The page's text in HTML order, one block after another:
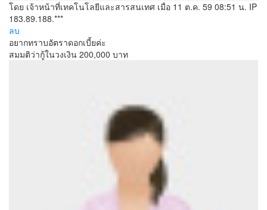
โดย เจ้าหน้าที่เทคโนโลยีและสารสนเทศ เมื่อ 11 ต.ค. 59 08:51 น. IP
183.89.188.***
ลบ
อยากทราบอัตราดอกเบี้ยค่ะ
สมมติว่ากู้ในวงเงิน 200,000 บาท